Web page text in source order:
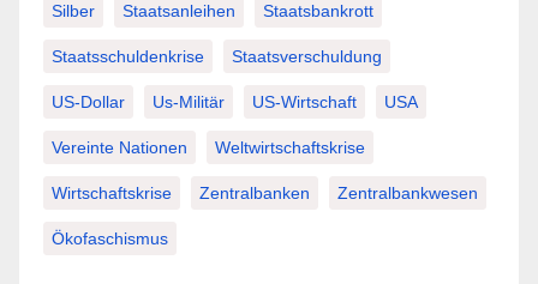
Silber Staatsanleihen Staatsbankrott
Staatsschuldenkrise Staatsverschuldung
US-Dollar Us-Militär US-Wirtschaft USA
Vereinte Nationen Weltwirtschaftskrise
Wirtschaftskrise Zentralbanken Zentralbankwesen
Ökofaschismus